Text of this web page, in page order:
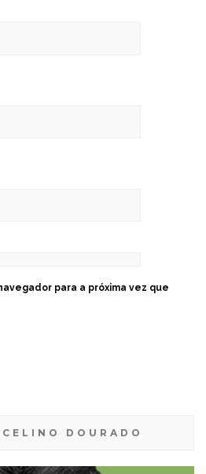
para a próxima vez que
DOURADO